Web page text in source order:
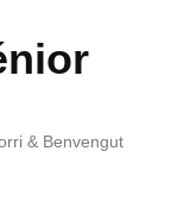
& Benvengut